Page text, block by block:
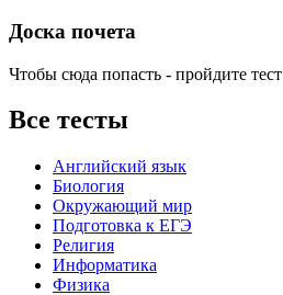
Доска почета
Чтобы сюда попасть - пройдите тест
Все тесты
Английский язык
Биология
Окружающий мир
Подготовка к ЕГЭ
Религия
Информатика
Физика